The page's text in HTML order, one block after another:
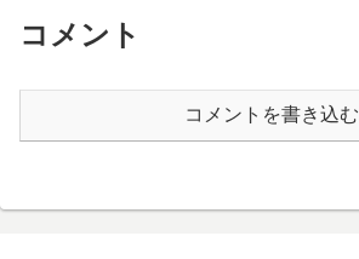
コメント
コメントを書き込む